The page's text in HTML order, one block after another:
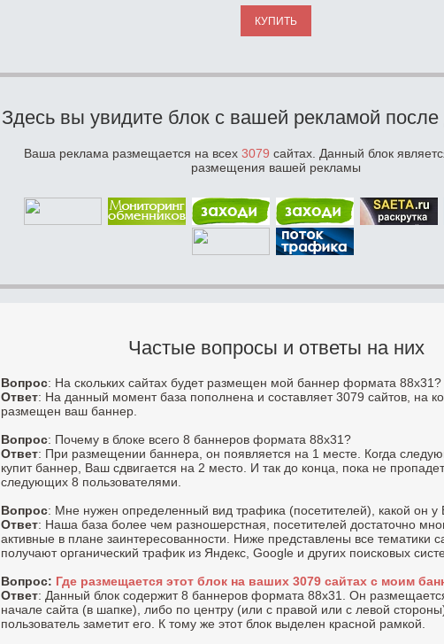
КУПИТЬ
Здесь вы увидите блок с вашей рекламой после
Ваша реклама размещается на всех 3079 сайтах. Данный блок
размещения вашей рекламы
Частые вопросы и ответы на них
Вопрос: На скольких сайтах будет размещен мой баннер формата 88x31?
Ответ: На данный момент база пополнена и составляет 3079 сайтов, на
размещен ваш баннер.
Вопрос: Почему в блоке всего 8 баннеров формата 88x31?
Ответ: При размещении баннера, он появляется на 1 месте. Когда
купит баннер, Ваш сдвигается на 2 место. И так до конца, пока не
следующих 8 пользователями.
Вопрос: Мне нужен определенный вид трафика (посетителей), какой он у
Ответ: Наша база более чем разношерстная, посетителей достаточно
активные в плане заинтересованности. Ниже представлены все тематики
получают органический трафик из Яндекс, Google и других поисковых
Вопрос: Где размещается этот блок на ваших 3079 сайтах с моим
Ответ: Данный блок содержит 8 баннеров формата 88x31. Он
начале сайта (в шапке), либо по центру (или с правой или c левой
пользователь заметит его. К тому же этот блок выделен красной рамкой.